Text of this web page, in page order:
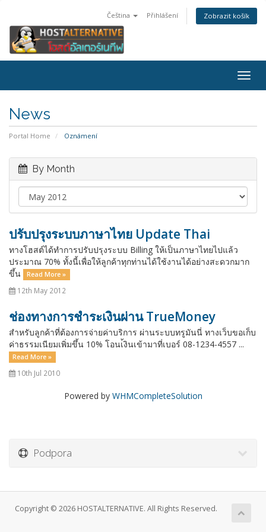
Čeština Přihlášení Zobrazit košík
News
Portal Home Oznámení
By Month
ปรับปรุงระบบภาษาไทย Update Thai
ทางโฮสต์ได้ทำการปรับปรุงระบบ Billing ให้เป็นภาษาไทยไปแล้ว
ประมาณ 70% ทั้งนี้เพื่อให้ลูกค้าทุกท่านได้ใช้งานได้อย่างสะดวกมาก
ขึ้น
Read More »
12th May 2012
ช่องทางการชำระเงินผ่าน TrueMoney
สำหรับลูกค้าที่ต้องการจ่ายค่าบริการ ผ่านระบบทรูมันนี่ ทางเว็บขอเก็บ
ค่าธรรมเนียมเพิ่มขึ้น 10% โอนเ้งินเข้ามาที่เบอร์ 08-1234-4557 ...
Read More »
10th Jul 2010
Powered by WHMCompleteSolution
Podpora
Copyright © 2026 HOSTALTERNATIVE. All Rights Reserved.